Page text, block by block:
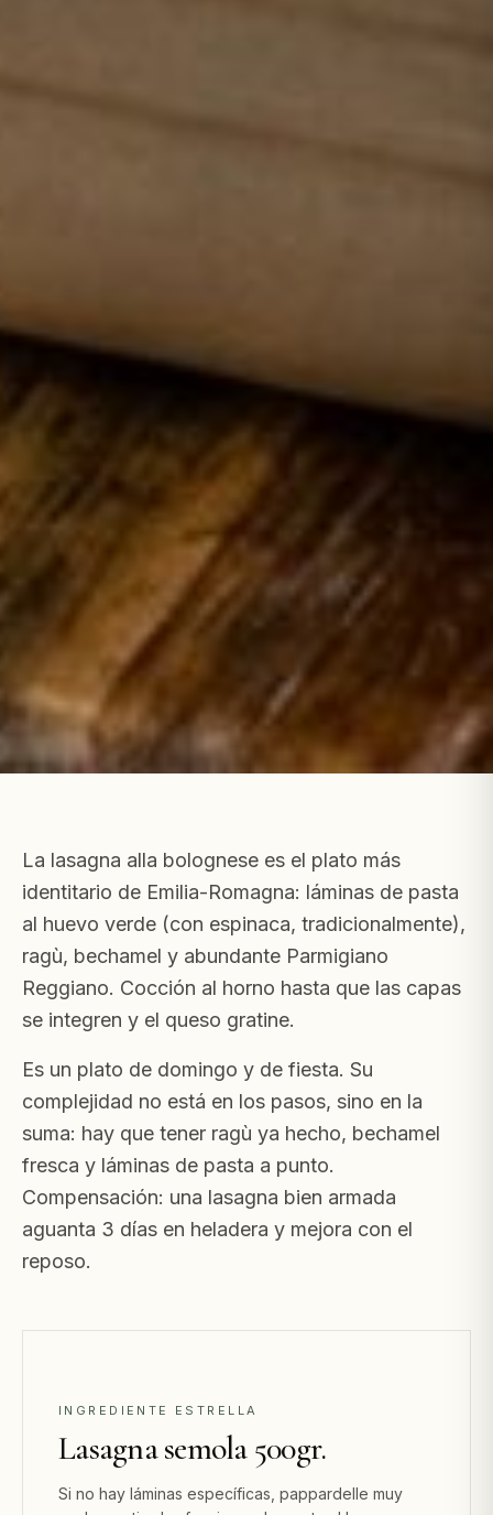
La lasagna alla bolognese es el plato más
identitario de Emilia-Romagna: láminas de pasta
al huevo verde (con espinaca, tradicionalmente),
ragù, bechamel y abundante Parmigiano
Reggiano. Cocción al horno hasta que las capas
se integren y el queso gratine.
Es un plato de domingo y de fiesta. Su
complejidad no está en los pasos, sino en la
suma: hay que tener ragù ya hecho, bechamel
fresca y láminas de pasta a punto.
Compensación: una lasagna bien armada
aguanta 3 días en heladera y mejora con el
reposo.
INGREDIENTE ESTRELLA
Lasagna semola 500gr.
Si no hay láminas específicas, pappardelle muy